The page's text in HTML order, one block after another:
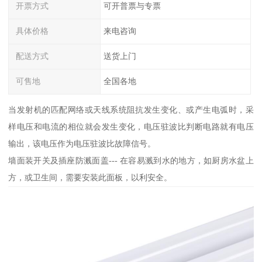
开票方式 可开普票与专票
具体价格 来电咨询
配送方式 送货上门
可售地 全国各地
当发射机的匹配网络或天线系统阻抗发生变化、或产生电弧时，采
样电压和电流的相位就会发生变化，电压驻波比判断电路就有电压
输出，该电压作为电压驻波比故障信号。
墙面装开关及插座防溅面盖--- 在容易溅到水的地方，如厨房水盆上
方，或卫生间，需要安装此面板，以利安全。